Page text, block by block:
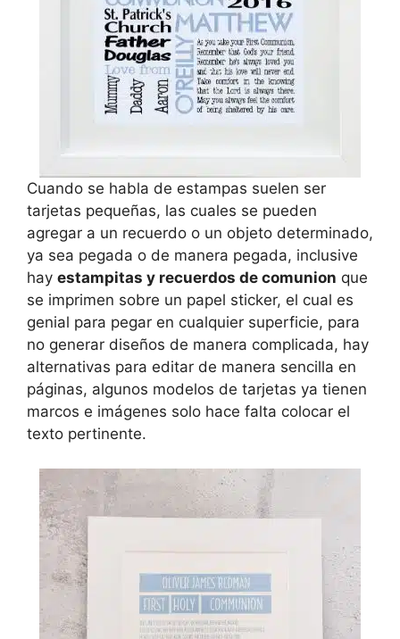
Cuando se habla de estampas suelen ser
tarjetas pequeñas, las cuales se pueden
agregar a un recuerdo o un objeto determinado,
ya sea pegada o de manera pegada, inclusive
hay estampitas y recuerdos de comunion que
se imprimen sobre un papel sticker, el cual es
genial para pegar en cualquier superficie, para
no generar diseños de manera complicada, hay
alternativas para editar de manera sencilla en
páginas, algunos modelos de tarjetas ya tienen
marcos e imágenes solo hace falta colocar el
texto pertinente.